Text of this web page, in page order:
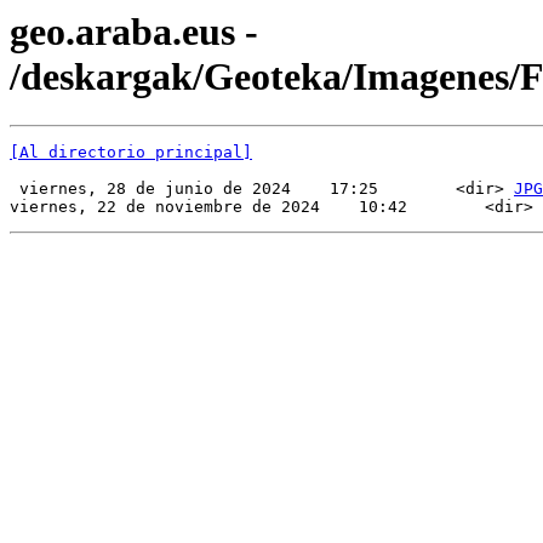
geo.araba.eus -
/deskargak/Geoteka/Imagenes/
[Al directorio principal]
viernes, 28 de junio de 2024    17:25        <dir> JPG
viernes, 22 de noviembre de 2024    10:42        <dir>